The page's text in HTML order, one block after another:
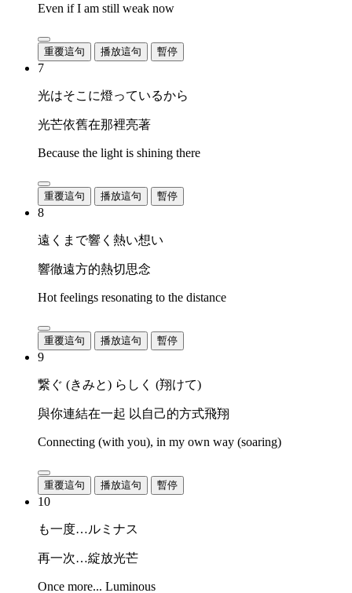
Even if I am still weak now
重覆這句 播放這句 暫停
7
光はそこに燈っているから
光芒依舊在那裡亮著
Because the light is shining there
重覆這句 播放這句 暫停
8
遠くまで響く熱い想い
響徹遠方的熱切思念
Hot feelings resonating to the distance
重覆這句 播放這句 暫停
9
繋ぐ (きみと) らしく (翔けて)
與你連結在一起 以自己的方式飛翔
Connecting (with you), in my own way (soaring)
重覆這句 播放這句 暫停
10
も一度…ルミナス
再一次…綻放光芒
Once more... Luminous